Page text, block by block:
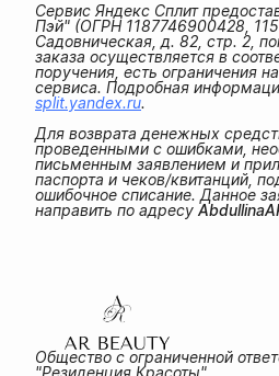
Сервис Яндекс Сплит
Пэй" (ОГРН 1187746900428,
Садовническая, д. 82, стр. 2,
заказа осуществляется в
поручения, есть ограничения
сервиса. Подробная
split.yandex.ru.
Для возврата денежных
проведенными с ошибками,
письменным заявлением и
паспорта и чеков/квитанций,
ошибочное списание. Данное
направить по адресу
Общество с ограниченной
"Резиденция Красоты"